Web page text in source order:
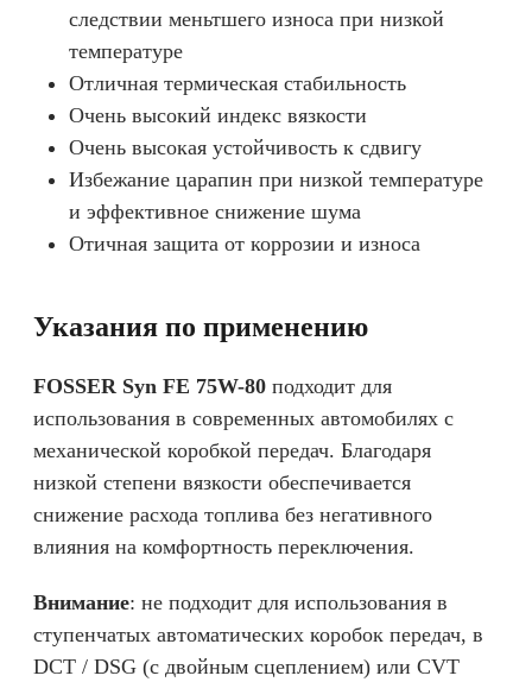
следствии меньтшего износа при низкой
температуре
Отличная термическая стабильность
Очень высокий индекс вязкости
Очень высокая устойчивость к сдвигу
Избежание царапин при низкой температуре
и эффективное снижение шума
Отичная защита от коррозии и износа
Указания по применению
FOSSER Syn FE 75W-80 подходит для
использования в современных автомобилях с
механической коробкой передач. Благодаря
низкой степени вязкости обеспечивается
снижение расхода топлива без негативного
влияния на комфортность переключения.
Внимание: не подходит для использования в
ступенчатых автоматических коробок передач, в
DCT / DSG (с двойным сцеплением) или CVT